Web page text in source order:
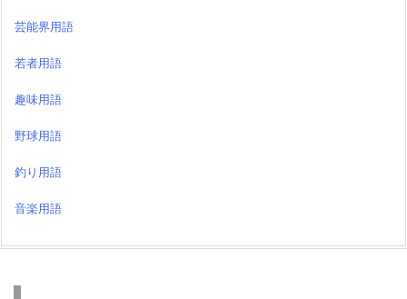
芸能界用語
若者用語
趣味用語
野球用語
釣り用語
音楽用語